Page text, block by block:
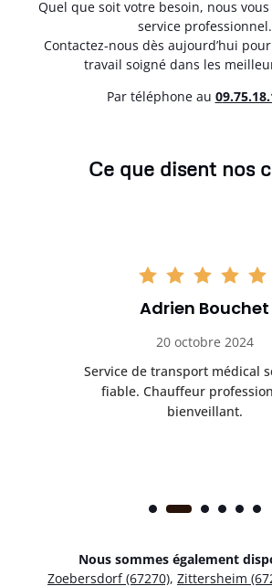
Quel que soit votre besoin, nous
service professionnel.
Contactez-nous dès aujourd’hui
travail soigné dans les
Par téléphone au 0
Ce que disent nos
Adrien Bouchet
20 octobre 2024
Service de transport médical
fiable. Chauffeur
bienveillant.
Nous sommes également
Zoebersdorf (67270), Zittersheim